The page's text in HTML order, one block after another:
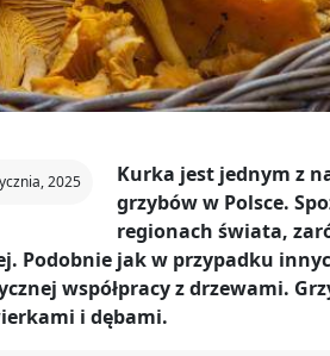
2025
Kurka jest jednym z
grzybów w Polsce.
regionach świata,
Podobnie jak w przypadku
współpracy z drzewami.
i dębami.